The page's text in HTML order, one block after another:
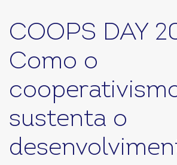
COOPS DAY
Como o
sustenta o